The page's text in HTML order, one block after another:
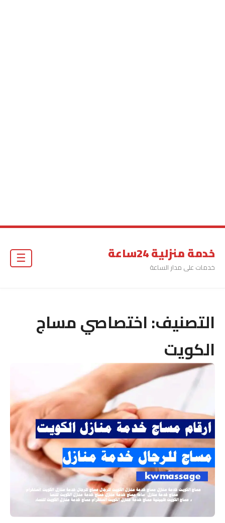
خدمة منزلية 24ساعة
خدمات على مدار الساعة
☰
التصنيف:اختصاصي مساج
الكويت